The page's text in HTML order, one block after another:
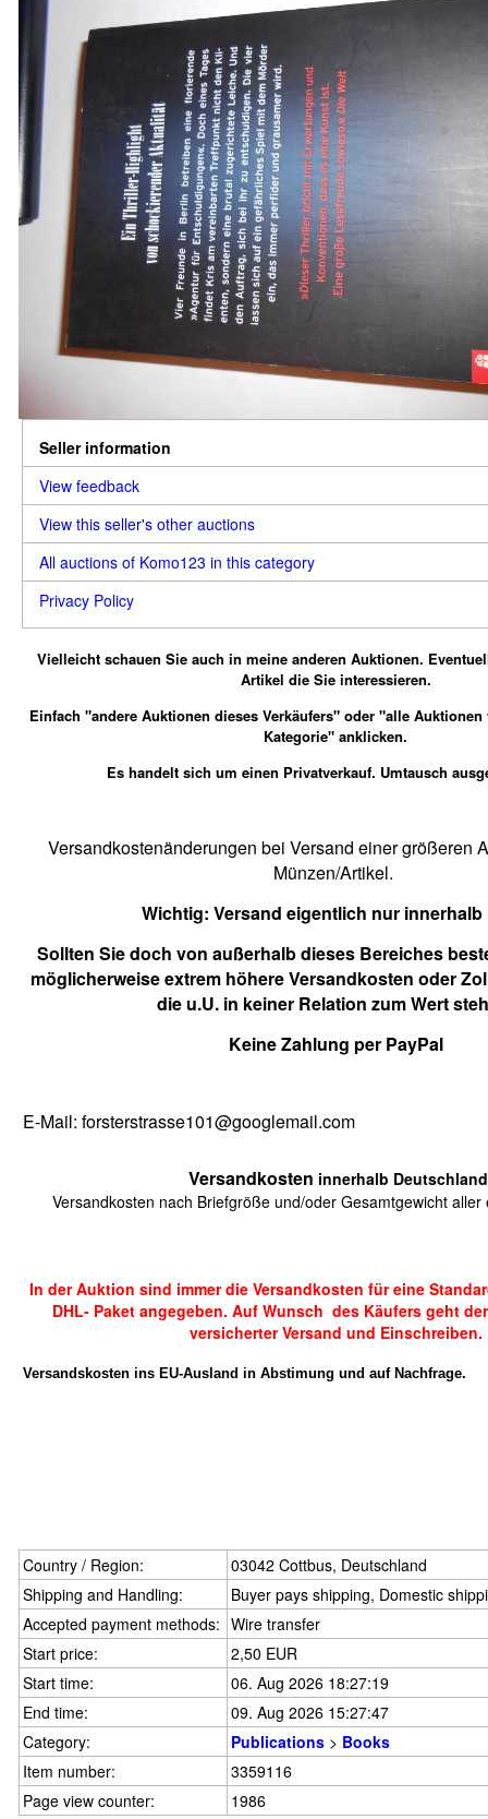
Seller information
View feedback
View this seller's other auctions
All auctions of Komo123 in this category
Privacy Policy
Vielleicht schauen Sie auch in meine anderen Auktionen.
Artikel die Sie interessieren.
Einfach "andere Auktionen dieses Verkäufers" oder "alle
Kategorie" anklicken.
Es handelt sich um einen Privatverkauf. Umtausch
Versandkostenänderungen bei Versand einer größeren
Münzen/Artikel.
Wichtig: Versand eigentlich nur innerhalb
Sollten Sie doch von außerhalb dieses Bereiches
möglicherweise extrem höhere Versandkosten oder
die u.U. in keiner Relation zum Wert
Keine Zahlung per PayPal
E-Mail: forsterstrasse101@googlemail.com
Versandkosten innerhalb Deutschland
Versandkosten nach Briefgröße und/oder Gesamtgewicht
In der Auktion sind immer die Versandkosten für eine
DHL- Paket angegeben. Auf Wunsch des Käufers geht
versicherter Versand und Einschreiben.
Versandskosten ins EU-Ausland in Abstimung und auf Nachfrage.
Country / Region:
03042 Cottbus, Deutschland
Shipping and Handling:
Buyer pays shipping, Domestic
Accepted payment methods: Wire transfer
Start price:
2,50 EUR
Start time:
06. Aug 2026 18:27:19
End time:
09. Aug 2026 15:27:47
Category:
Publications > Books
Item number:
3359116
Page view counter:
1986